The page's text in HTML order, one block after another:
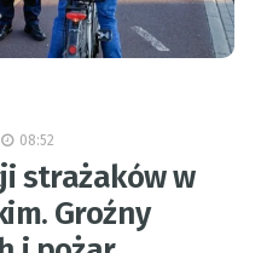
08:52
strażaków w
Groźny